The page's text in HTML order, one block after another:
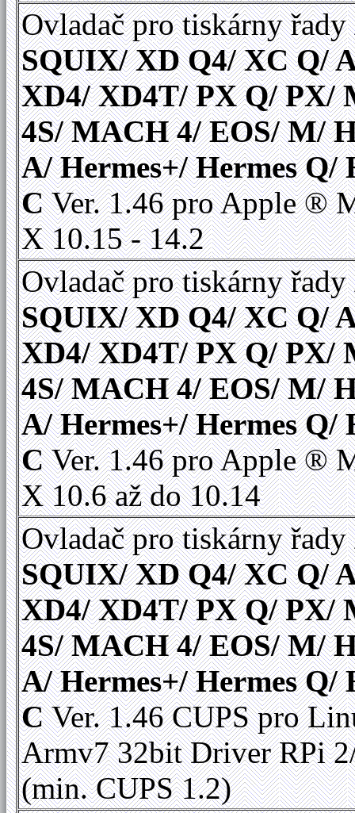
Ovladač pro tiskárny řady
SQUIX/ XD Q4/ XC Q/
XD4/ XD4T/ PX Q/ PX/
4S/ MACH 4/ EOS/ M/
A/ Hermes+/ Hermes Q/
CVer. 1.46 pro Apple ®
X 10.15 - 14.2
Ovladač pro tiskárny řady
SQUIX/ XD Q4/ XC Q/
XD4/ XD4T/ PX Q/ PX/
4S/ MACH 4/ EOS/ M/
A/ Hermes+/ Hermes Q/
CVer. 1.46 pro Apple ®
X 10.6 až do 10.14
Ovladač pro tiskárny řady
SQUIX/ XD Q4/ XC Q/
XD4/ XD4T/ PX Q/ PX/
4S/ MACH 4/ EOS/ M/
A/ Hermes+/ Hermes Q/
CVer. 1.46 CUPS pro
Armv7 32bit Driver RPi
(min. CUPS 1.2)